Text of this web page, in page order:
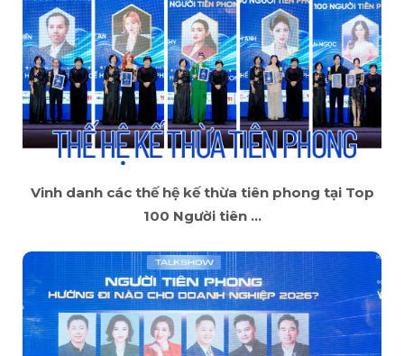
Vinh danh các thế hệ kế thừa tiên phong tại Top
100 Người tiên ...